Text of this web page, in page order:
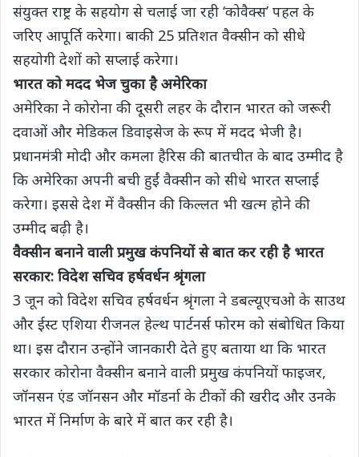
संयुक्त राष्ट्र के सहयोग से चलाई जा रही ‘कोवैक्स’ पहल के
जरिए आपूर्ति करेगा। बाकी 25 प्रतिशत वैक्सीन को सीधे
सहयोगी देशों को सप्लाई करेगा।
भारत को मदद भेज चुका है अमेरिका
अमेरिका ने कोरोना की दूसरी लहर के दौरान भारत को जरूरी
दवाओं और मेडिकल डिवाइसेज के रूप में मदद भेजी है।
प्रधानमंत्री मोदी और कमला हैरिस की बातचीत के बाद उम्मीद है
कि अमेरिका अपनी बची हुईं वैक्सीन को सीधे भारत सप्लाई
करेगा। इससे देश में वैक्सीन की किल्लत भी खत्म होने की
उम्मीद बढ़ी है।
वैक्सीन बनाने वाली प्रमुख कंपनियों से बात कर रही है भारत
सरकार: विदेश सचिव हर्षवर्धन श्रृंगला
3 जून को विदेश सचिव हर्षवर्धन श्रृंगला ने डबल्यूएचओ के साउथ
और ईस्ट एशिया रीजनल हेल्थ पार्टनर्स फोरम को संबोधित किया
था। इस दौरान उन्होंने जानकारी देते हुए बताया था कि भारत
सरकार कोरोना वैक्सीन बनाने वाली प्रमुख कंपनियों फाइजर,
जॉनसन एंड जॉनसन और मॉडर्ना के टीकों की खरीद और उनके
भारत में निर्माण के बारे में बात कर रही है।